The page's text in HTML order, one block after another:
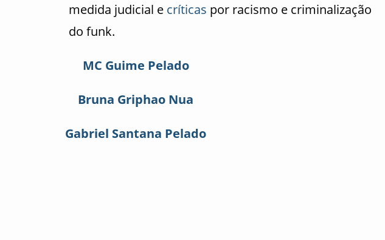
medida judicial e críticas por racismo e criminalização
do funk.
MC Guime Pelado
Bruna Griphao Nua
Gabriel Santana Pelado